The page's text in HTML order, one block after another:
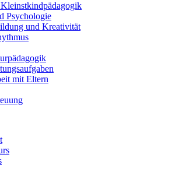
Psychologie
und Kreativität
mit Eltern